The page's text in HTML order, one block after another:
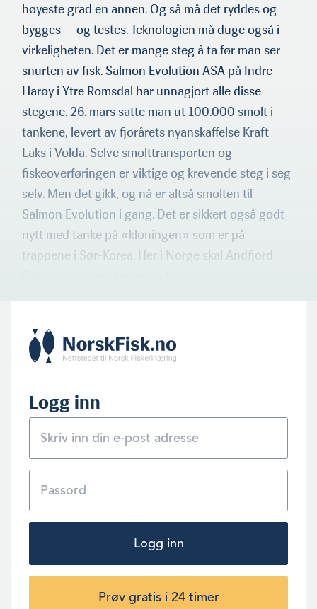
høyeste grad en annen. Og så må det ryddes og
bygges — og testes. Teknologien må duge også i
virkeligheten. Det er mange steg å ta før man ser
snurten av fisk. Salmon Evolution ASA på Indre
Harøy i Ytre Romsdal har unnagjort alle disse
stegene. 26. mars satte man ut 100.000 smolt i
tankene, levert av fjorårets nyanskaffelse Kraft
Laks i Volda. Selve smolttransporten og
fiskeoverføringen er viktige og kre­vende steg i seg
selv. Men det gikk, og nå er altså smolten til
Salmon Evolution i gang. Det er sikkert også godt
nytt med tanke på «kloningen» som er på
trappene i Sør-Korea. Her i Norge skal Andfjord
Logg inn
Logg inn
Prøv gratis i 24 timer